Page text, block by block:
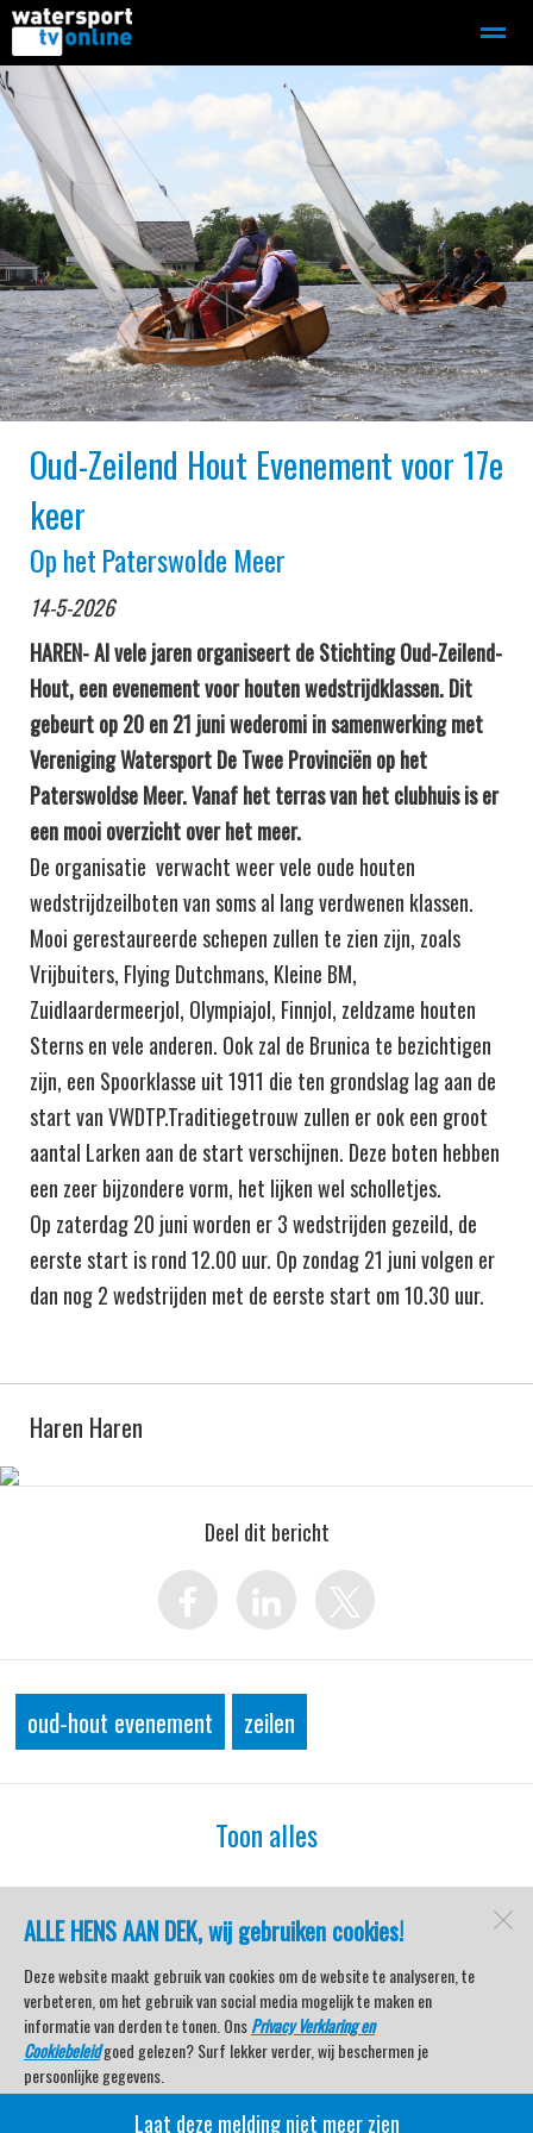
Zeilen Motorboot-sloep Adverteren Redactie
Home Contact Bellen Zoeken
ALLE HENS AAN DEK, wij gebruiken cookies!
Deze website maakt gebruik van cookies om de website te analyseren, te
verbeteren, om het gebruik van social media mogelijk te maken en
informatie van derden te tonen. OnsPrivacy Verklaring en
Cookiebeleidgoed gelezen? Surf lekker verder, wij beschermen je
persoonlijke gegevens.
Veel kijkplezier met Watersport TV Beleving & Nieuws!
Laat deze melding niet meer zien
Oud-Zeilend Hout Evenement voor 17e
keer
Op het Paterswolde Meer
14-5-2026
HAREN- Al vele jaren organiseert de Stichting Oud-Zeilend-
Hout, een evenement voor houten wedstrijdklassen. Dit
gebeurt op 20 en 21 juni wederomi in samenwerking met
Vereniging Watersport De Twee Provinciën op het
Paterswoldse Meer. Vanaf het terras van het clubhuis is er
een mooi overzicht over het meer.
De organisatie verwacht weer vele oude houten
wedstrijdzeilboten van soms al lang verdwenen klassen.
Mooi gerestaureerde schepen zullen te zien zijn, zoals
Vrijbuiters, Flying Dutchmans, Kleine BM,
Zuidlaardermeerjol, Olympiajol, Finnjol, zeldzame houten
Sterns en vele anderen. Ook zal de Brunica te bezichtigen
zijn, een Spoorklasse uit 1911 die ten grondslag lag aan de
start van VWDTP.Traditiegetrouw zullen er ook een groot
aantal Larken aan de start verschijnen. Deze boten hebben
een zeer bijzondere vorm, het lijken wel scholletjes.
Op zaterdag 20 juni worden er 3 wedstrijden gezeild, de
eerste start is rond 12.00 uur. Op zondag 21 juni volgen er
dan nog 2 wedstrijden met de eerste start om 10.30 uur.
Haren Haren
Deel dit bericht
oud-hout evenement zeilen
Toon alles
watersport-tv
Lemmer
Open desktopversie
SdH Vormgeving |Ziber DS4